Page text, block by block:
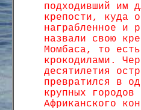
подходивший им
крепости, куда
награбленное и
назвали свою
Момбаса, то
крокодилами.
десятилетия
превратился в
крупных городов
Африканского